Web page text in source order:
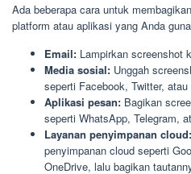
Ada beberapa cara untuk
platform atau aplikasi yang Anda
Email: Lampirkan screenshot
Media sosial: Unggah
seperti Facebook, Twitter,
Aplikasi pesan: Bagikan
seperti WhatsApp, Telegram,
Layanan penyimpanan cloud:
penyimpanan cloud seperti
OneDrive, lalu bagikan